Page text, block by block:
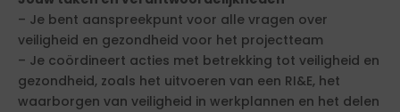
– Je bent aanspreekpunt voor alle vragen over
veiligheid en gezondheid voor het projectteam
– Je coördineert acties met betrekking tot veiligheid en
gezondheid, zoals het uitvoeren van een RI&E, het
waarborgen van veiligheid in werkplannen en het delen